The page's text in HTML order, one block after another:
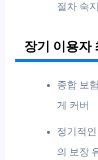
절차 숙지
장기 이용자
종합 보
게 커버
정기적
의 보장